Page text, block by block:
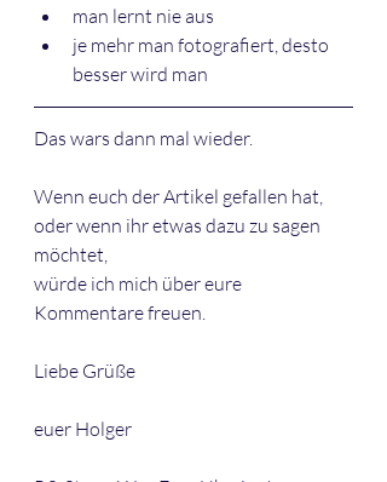
man lernt nie aus
je mehr man fotografiert, desto
besser wird man
Das wars dann mal wieder.
Wenn euch der Artikel gefallen hat,
oder wenn ihr etwas dazu zu sagen
möchtet,
würde ich mich über eure
Kommentare freuen.
Liebe Grüße
euer Holger